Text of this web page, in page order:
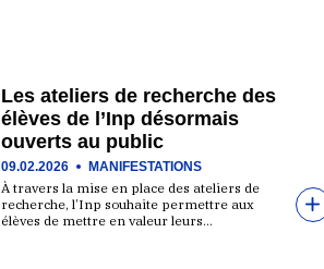
Les ateliers de recherche des
élèves de l’Inp désormais
ouverts au public
09.02.2026 MANIFESTATIONS
À travers la mise en place des ateliers de
recherche, l’Inp souhaite permettre aux
élèves de mettre en valeur leurs…